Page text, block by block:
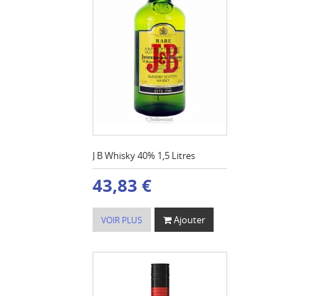
J B Whisky 40% 1,5 Litres
43,83 €
VOIR PLUS Ajouter